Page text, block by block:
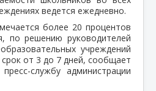
ведется ежедневно.
более 20 процентов
по решению руководителей
учреждений
от 3 до 7 дней, сообщает
службу администрации